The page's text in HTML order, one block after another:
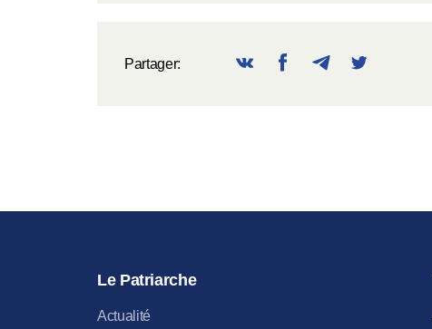
Partager:
Le Patriarche
Actualité